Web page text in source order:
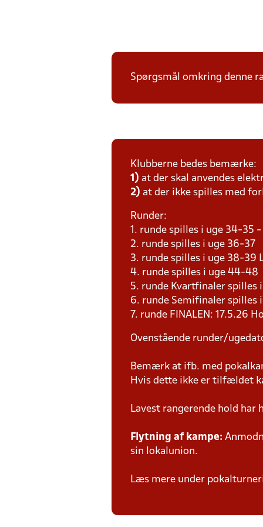
Spørgsmål omkring denne
Klubberne bedes bemærke:
1) at der skal anvendes
2) at der ikke spilles med
Runder:
1. runde spilles i uge 34-35
2. runde spilles i uge 36-37
3. runde spilles i uge 38-39
4. runde spilles i uge 44-48
5. runde Kvartfinaler spilles
6. runde Semifinaler spilles
7. runde FINALEN: 17.5.26
Ovenstående runder/
Bemærk at ifb. med
Hvis dette ikke er tilfældet
Lavest rangerende hold
Flytning af kampe:
sin lokalunion.
Læs mere under